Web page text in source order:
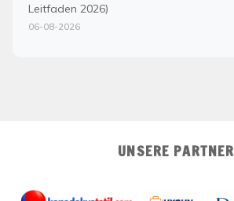
Leitfaden 2026)
06-08-2026
UNSERE PARTNER